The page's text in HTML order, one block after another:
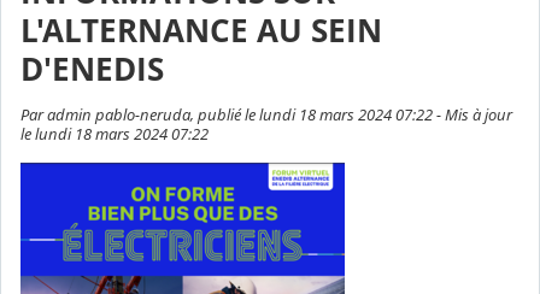
L'ALTERNANCE AU SEIN
D'ENEDIS
Par admin pablo-neruda, publié le lundi 18 mars 2024 07:22 - Mis à jour
le lundi 18 mars 2024 07:22